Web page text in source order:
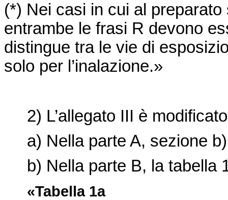
(*) Nei casi in cui al
entrambe le frasi R devono
distingue tra le vie di
solo per l’inalazione.»
2) L’allegato III è
a) Nella parte A, sezione
b) Nella parte B, la tabella
«Tabella 1a